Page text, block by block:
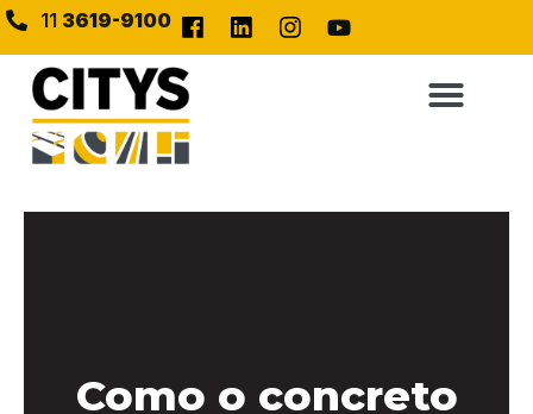
11 3619-9100
Como o concreto